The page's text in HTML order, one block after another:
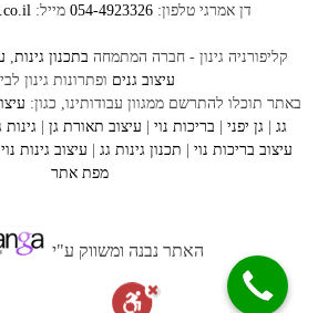
דן אמרגי טלפון:054-4923326מייל:
קליפורניה גינון - חברה המתמחהבתכנון גינות,
עיצוב גניםופתרונות גינון לבית.
באתר תוכלו להתרשם ממגוון עבודותינו, כגון:עיצוב
|גן יפני|בריכות נוי |עיצוב תאורת גן|גינות גג
עיצוב בריכות נוי |תכנון גינותגג|עיצוב גינות נוי |
מפת אתר
האתר נבנה ומשווק ע"י